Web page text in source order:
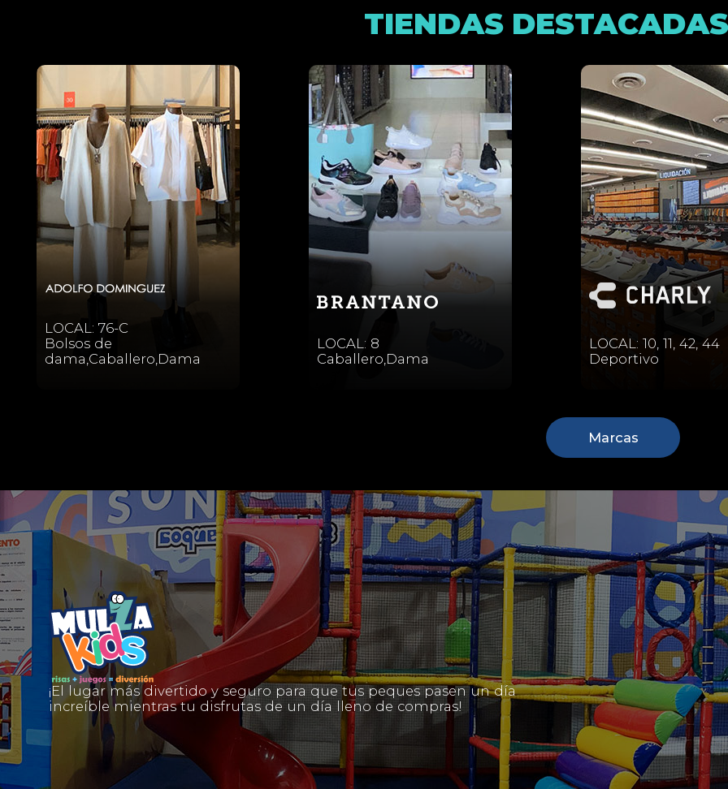
TIENDAS DESTACADAS
LOCAL: 76-C
Bolsos de
dama,Caballero,Dama
LOCAL: 8
Caballero,Dama
LOCAL: 10, 11, 42, 44
Deportivo
LOCAL: 64
Descanso,Pie Diabético
Marcas
¡El lugar más divertido y seguro para que tus peques pasen un día
increíble mientras tu disfrutas de un día lleno de compras!